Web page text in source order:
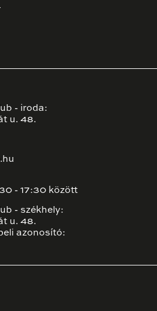
- iroda:
u. 48.
- 17:30 között
- székhely:
u. 48.
azonosító: